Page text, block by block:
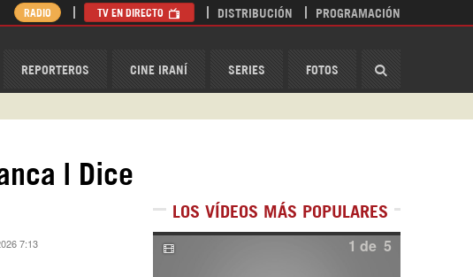
REPORTEROS CINE IRANÍ SERIES FOTOS
RADIO TV EN DIRECTO DISTRIBUCIÓN PROGRAMACIÓN
| Dice
7:13
LOS VÍDEOS MÁS POPULARES
1 de 5